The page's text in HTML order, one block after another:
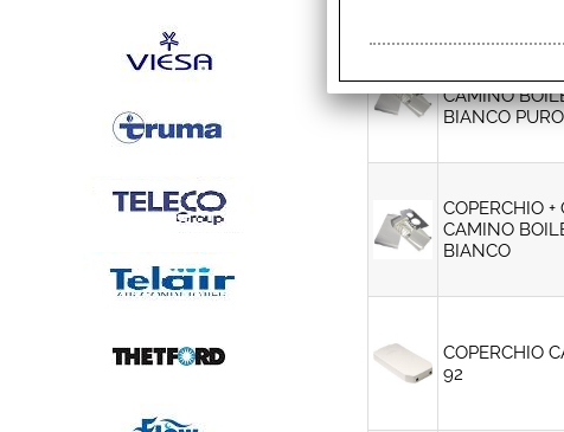
CAMINO
BIANCO PURO
COPERCHIO +
CAMINO
BIANCO
COPERCHIO
92